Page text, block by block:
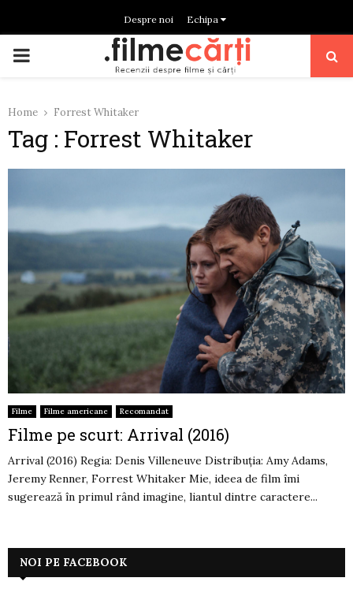
Despre noi Echipa
PRIMARY
Home Forrest Whitaker
Tag : Forrest Whitaker
Filme Filme americane Recomandat
Filme pe scurt: Arrival (2016)
Arrival (2016) Regia: Denis Villeneuve Distribuția: Amy Adams,
Jeremy Renner, Forrest Whitaker Mie, ideea de film îmi
sugerează în primul rând imagine, liantul dintre caractere...
NOI PE FACEBOOK